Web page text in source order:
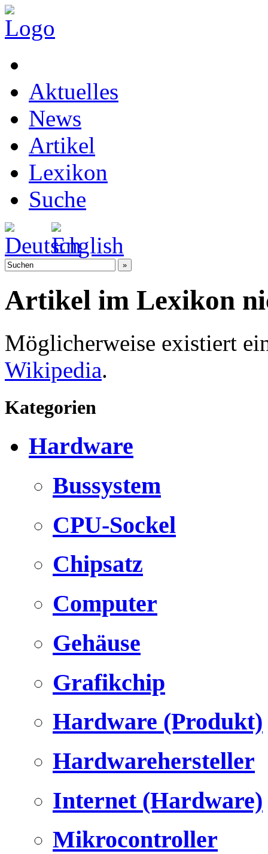
Aktuelles
News
Artikel
Lexikon
Suche
Artikel im Lexikon
Möglicherweise existiert
Wikipedia.
Kategorien
Hardware
Bussystem
CPU-Sockel
Chipsatz
Computer
Gehäuse
Grafikchip
Hardware (Produkt)
Hardwarehersteller
Internet (Hardware)
Mikrocontroller